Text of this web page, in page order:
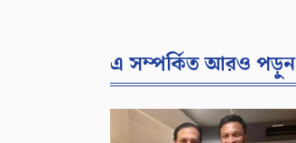
এ সম্পর্কিত আরও পড়ুন